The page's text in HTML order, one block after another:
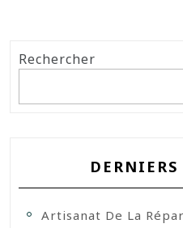
Rechercher
DERNIERS
Artisanat De La